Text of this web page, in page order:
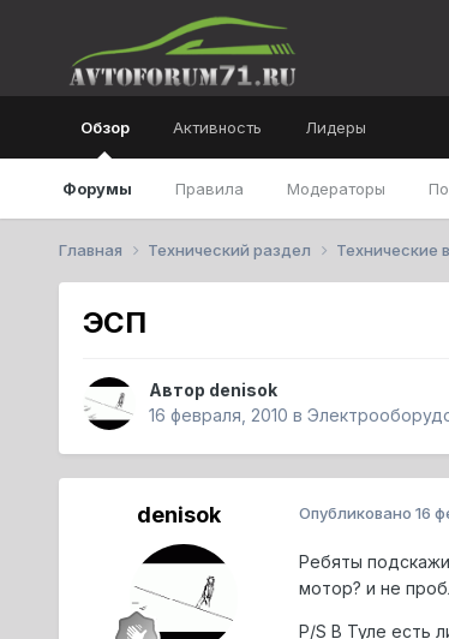
Обзор
Форумы Правила Модераторы
Активность Лидеры
Главная Технический раздел Технические
ЭСП
Автор denisok
16 февраля, 2010 в
denisok Опубликовано 16
Ребяты
мотор? и не
P/S В Туле есть